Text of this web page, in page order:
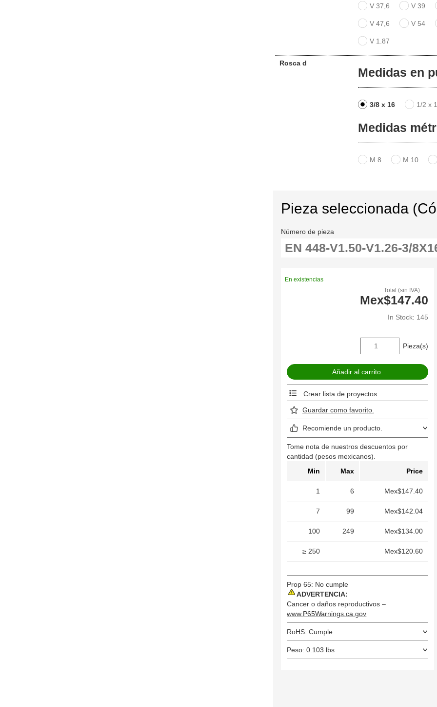
V 37,6 V 39
V 47,6 V 54
V 1.87
Rosca d
Medidas en
3/8 x 16 1/2 x
Medidas
M 8 M 10
Pieza seleccionada
Número de pieza
Total (sin IVA)
Mex$147.40
In Stock: 145
En existencias
Pieza(s)
Crear lista de proyectos
Guardar como favorito.
Recomiende un producto.
Tome nota de nuestros descuentos por
cantidad (pesos mexicanos).
Min
Max Price
1 6 Mex$147.40
7 99 Mex$142.04
100 249 Mex$134.00
≥ 250 Mex$120.60
Prop 65: No cumple
ADVERTENCIA:
Cancer o daños reproductivos –
www.P65Warnings.ca.gov
RoHS: Cumple
Peso: 0.103 lbs